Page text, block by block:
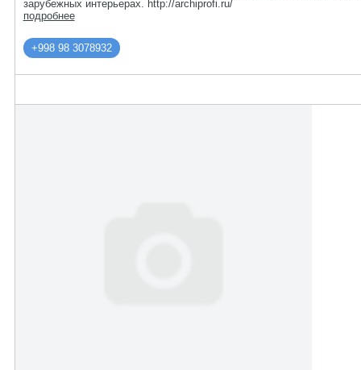
зарубежных интерьерах. http://archiprofi.ru/
подробнее
+998 98 3078932